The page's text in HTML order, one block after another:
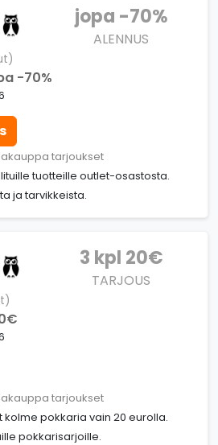
jopa -70%
ALENNUS
-70%
tarjoukset
tuotteille outlet-osastosta.
ja tarvikkeista.
3 kpl 20€
TARJOUS
tarjoukset
kolme pokkaria vain 20 eurolla.
pokkarisarjoille.